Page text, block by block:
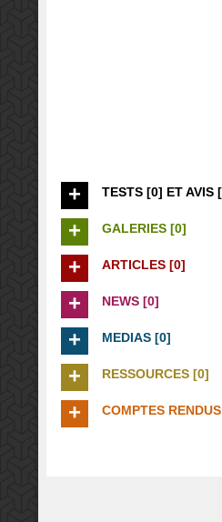
TESTS [0] ET AVIS
GALERIES [0]
ARTICLES [0]
NEWS [0]
MEDIAS [0]
RESSOURCES [0]
COMPTES